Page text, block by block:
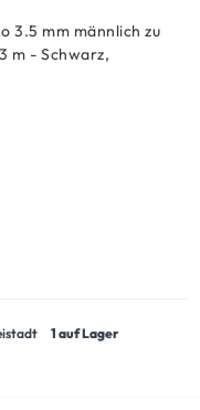
3.5 mm männlich zu
m - Schwarz,
1 auf Lager